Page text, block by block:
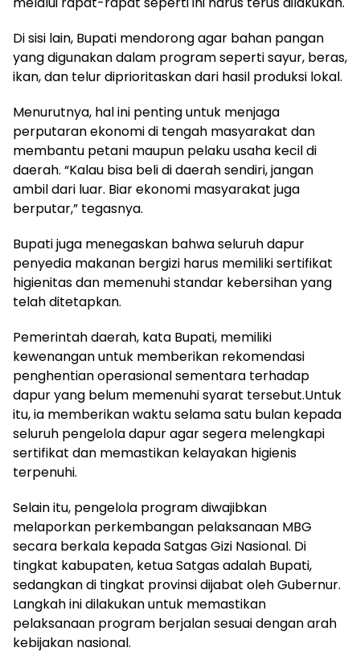
Di sisi lain, Bupati mendorong agar bahan pangan
yang digunakan dalam program seperti sayur, beras,
ikan, dan telur diprioritaskan dari hasil produksi lokal.
Menurutnya, hal ini penting untuk menjaga
perputaran ekonomi di tengah masyarakat dan
membantu petani maupun pelaku usaha kecil di
daerah. “Kalau bisa beli di daerah sendiri, jangan
ambil dari luar. Biar ekonomi masyarakat juga
berputar,” tegasnya.
Bupati juga menegaskan bahwa seluruh dapur
penyedia makanan bergizi harus memiliki sertifikat
higienitas dan memenuhi standar kebersihan yang
telah ditetapkan.
Pemerintah daerah, kata Bupati, memiliki
kewenangan untuk memberikan rekomendasi
penghentian operasional sementara terhadap
dapur yang belum memenuhi syarat tersebut.Untuk
itu, ia memberikan waktu selama satu bulan kepada
seluruh pengelola dapur agar segera melengkapi
sertifikat dan memastikan kelayakan higienis
terpenuhi.
Selain itu, pengelola program diwajibkan
melaporkan perkembangan pelaksanaan MBG
secara berkala kepada Satgas Gizi Nasional. Di
tingkat kabupaten, ketua Satgas adalah Bupati,
sedangkan di tingkat provinsi dijabat oleh Gubernur.
Langkah ini dilakukan untuk memastikan
pelaksanaan program berjalan sesuai dengan arah
kebijakan nasional.